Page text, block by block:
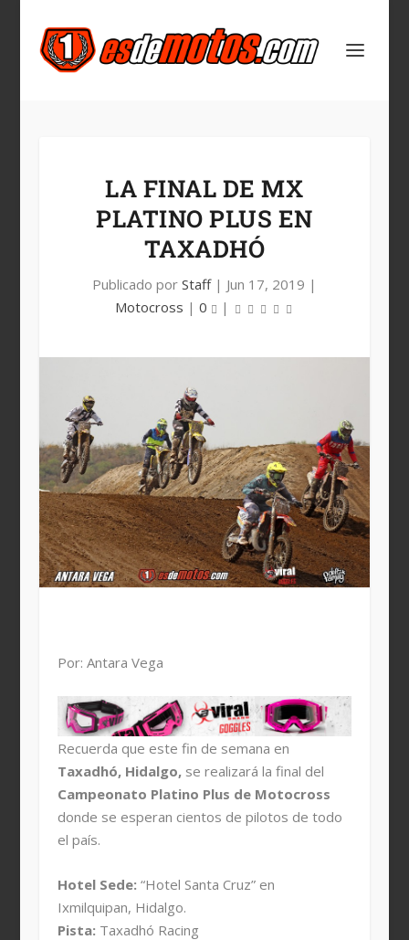
LA FINAL DE MX
PLATINO PLUS EN
TAXADHÓ
Publicado por Staff| Jun 17, 2019 |
Motocross |0 |
Por: Antara Vega
Recuerda que este fin de semana en
Taxadhó, Hidalgo,se realizará la final del
Campeonato Platino Plus de Motocross
donde se esperan cientos de pilotos de todo
el país.
Hotel Sede: “Hotel Santa Cruz” en
Ixmilquipan, Hidalgo.
Pista: Taxadhó Racing